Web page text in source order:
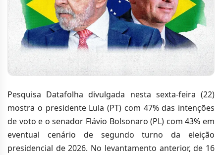
Pesquisa Datafolha divulgada nesta sexta-feira (22)
mostra o presidente Lula (PT) com 47% das intenções
de voto e o senador Flávio Bolsonaro (PL) com 43% em
eventual cenário de segundo turno da eleição
presidencial de 2026. No levantamento anterior, de 16